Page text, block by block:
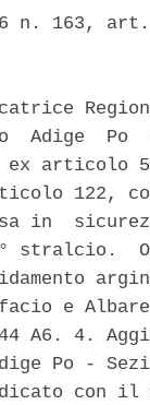
n. 163,
Adige
ex articolo
122,
in
1°
e
44 A6. 4.
Po -